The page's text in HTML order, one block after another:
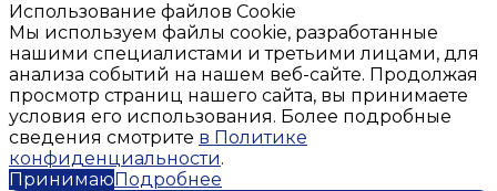
Использование файлов Cookie
Мы используем файлы cookie, разработанные
нашими специалистами и третьими лицами, для
анализа событий на нашем веб-сайте. Продолжая
просмотр страниц нашего сайта, вы принимаете
условия его использования. Более подробные
сведения смотрите в Политике
конфиденциальности.
ПринимаюПодробнее